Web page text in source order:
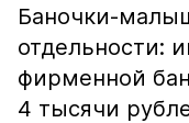
Баночки-
отдельности:
фирменной
4 тысячи